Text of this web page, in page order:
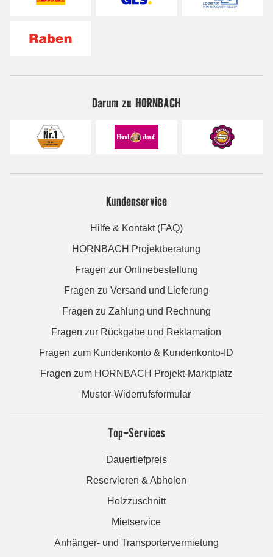
Darum zu HORNBACH
Kundenservice
Hilfe & Kontakt (FAQ)
HORNBACH Projektberatung
Fragen zur Onlinebestellung
Fragen zu Versand und Lieferung
Fragen zu Zahlung und Rechnung
Fragen zur Rückgabe und Reklamation
Fragen zum Kundenkonto & Kundenkonto-ID
Fragen zum HORNBACH Projekt-Marktplatz
Muster-Widerrufsformular
Top-Services
Dauertiefpreis
Reservieren & Abholen
Holzzuschnitt
Mietservice
Anhänger- und Transportervermietung